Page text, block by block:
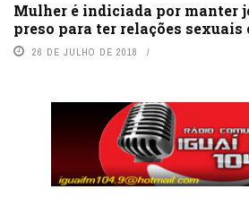
Mulher é indiciada por manter
preso para ter relações sexuais
26 DE JULHO DE 2018